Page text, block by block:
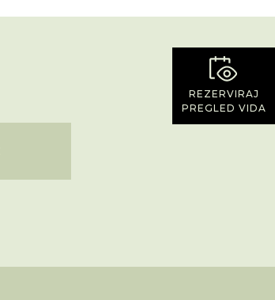
REZERVIRAJ
PREGLED VIDA